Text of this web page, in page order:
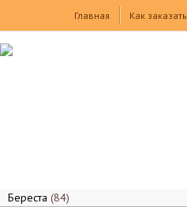
Главная
Как заказать
Береста 84